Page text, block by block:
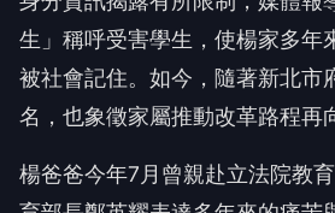
生」稱呼受害學生，使楊家多年
被社會記住。如今，隨著新北市
名，也象徵家屬推動改革路程再
楊爸爸今年7月曾親赴立法院教